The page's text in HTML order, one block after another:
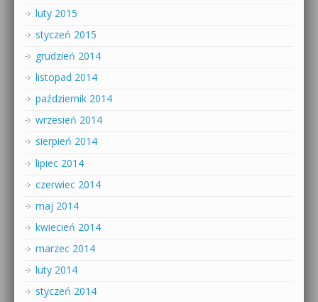
luty 2015
styczeń 2015
grudzień 2014
listopad 2014
październik 2014
wrzesień 2014
sierpień 2014
lipiec 2014
czerwiec 2014
maj 2014
kwiecień 2014
marzec 2014
luty 2014
styczeń 2014